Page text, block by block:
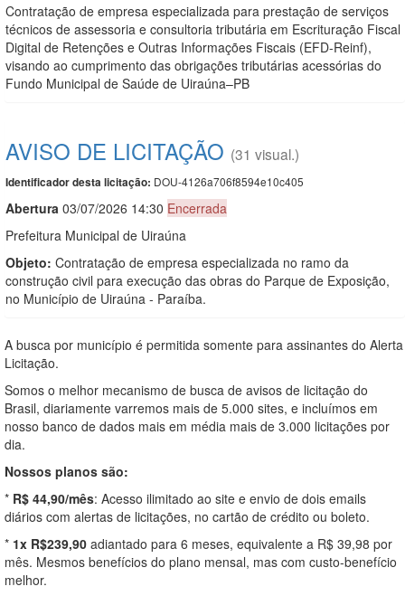
Contratação de empresa especializada para prestação de serviços
técnicos de assessoria e consultoria tributária em Escrituração Fiscal
Digital de Retenções e Outras Informações Fiscais (EFD-Reinf),
visando ao cumprimento das obrigações tributárias acessórias do
Fundo Municipal de Saúde de Uiraúna–PB
AVISO DE LICITAÇÃO (31 visual.)
Identificador desta licitação: DOU-4126a706f8594e10c405
Abertura 03/07/2026 14:30 Encerrada
Prefeitura Municipal de Uiraúna
Objeto: Contratação de empresa especializada no ramo da
construção civil para execução das obras do Parque de Exposição,
no Município de Uiraúna - Paraíba.
A busca por município é permitida somente para assinantes do Alerta
Licitação.
Somos o melhor mecanismo de busca de avisos de licitação do
Brasil, diariamente varremos mais de 5.000 sites, e incluímos em
nosso banco de dados mais em média mais de 3.000 licitações por
dia.
Nossos planos são:
* R$ 44,90/mês: Acesso ilimitado ao site e envio de dois emails
diários com alertas de licitações, no cartão de crédito ou boleto.
* 1x R$239,90 adiantado para 6 meses, equivalente a R$ 39,98 por
mês. Mesmos benefícios do plano mensal, mas com custo-benefício
melhor.